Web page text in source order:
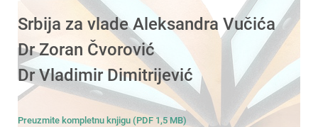
Srbija za vlade Aleksandra Vučića
Dr Zoran Čvorović
Dr Vladimir Dimitrijević
Preuzmite kompletnu knjigu (PDF 1,5 MB)